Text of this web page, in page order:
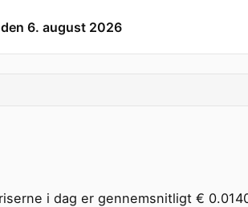
6. august 2026
i dag er gennemsnitligt €